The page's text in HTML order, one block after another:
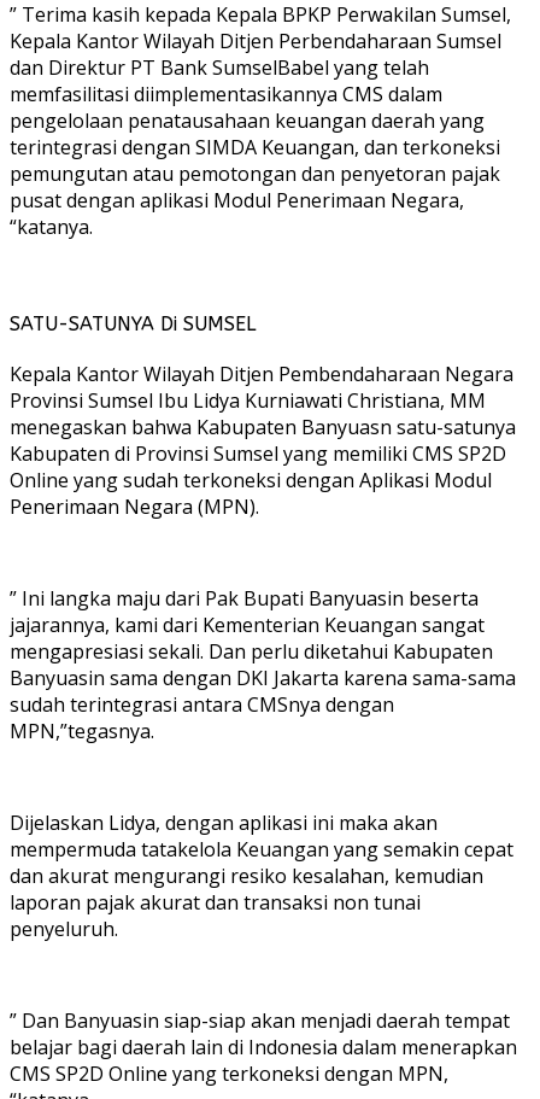
” Terima kasih kepada Kepala BPKP Perwakilan Sumsel,
Kepala Kantor Wilayah Ditjen Perbendaharaan Sumsel
dan Direktur PT Bank SumselBabel yang telah
memfasilitasi diimplementasikannya CMS dalam
pengelolaan penatausahaan keuangan daerah yang
terintegrasi dengan SIMDA Keuangan, dan terkoneksi
pemungutan atau pemotongan dan penyetoran pajak
pusat dengan aplikasi Modul Penerimaan Negara,
“katanya.
SATU-SATUNYA Di SUMSEL
Kepala Kantor Wilayah Ditjen Pembendaharaan Negara
Provinsi Sumsel Ibu Lidya Kurniawati Christiana, MM
menegaskan bahwa Kabupaten Banyuasn satu-satunya
Kabupaten di Provinsi Sumsel yang memiliki CMS SP2D
Online yang sudah terkoneksi dengan Aplikasi Modul
Penerimaan Negara (MPN).
” Ini langka maju dari Pak Bupati Banyuasin beserta
jajarannya, kami dari Kementerian Keuangan sangat
mengapresiasi sekali. Dan perlu diketahui Kabupaten
Banyuasin sama dengan DKI Jakarta karena sama-sama
sudah terintegrasi antara CMSnya dengan
MPN,”tegasnya.
Dijelaskan Lidya, dengan aplikasi ini maka akan
mempermuda tatakelola Keuangan yang semakin cepat
dan akurat mengurangi resiko kesalahan, kemudian
laporan pajak akurat dan transaksi non tunai
penyeluruh.
” Dan Banyuasin siap-siap akan menjadi daerah tempat
belajar bagi daerah lain di Indonesia dalam menerapkan
CMS SP2D Online yang terkoneksi dengan MPN,